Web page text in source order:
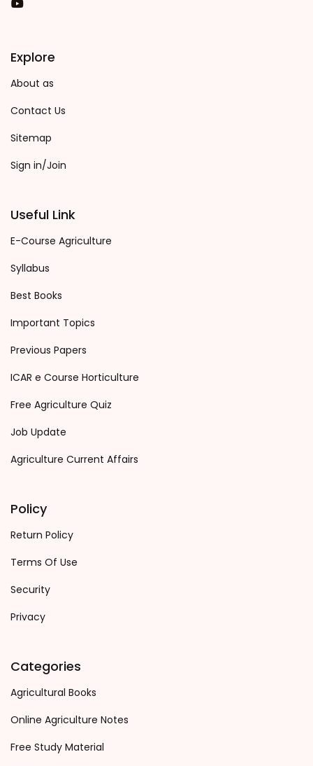
Explore
About as
Contact Us
Sitemap
Sign in/Join
Useful Link
E-Course Agriculture
Syllabus
Best Books
Important Topics
Previous Papers
ICAR e Course Horticulture
Free Agriculture Quiz
Job Update
Agriculture Current Affairs
Policy
Return Policy
Terms Of Use
Security
Privacy
Categories
Agricultural Books
Online Agriculture Notes
Free Study Material